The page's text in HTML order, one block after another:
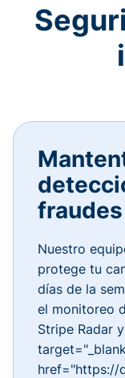
fraudes
Nuestro
protege tu
días de la
el monitoreo
Stripe Radar
href="https://